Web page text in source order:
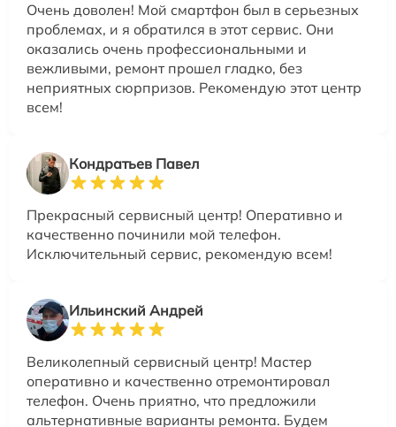
Очень доволен! Мой смартфон был в серьезных
проблемах, и я обратился в этот сервис. Они
оказались очень профессиональными и
вежливыми, ремонт прошел гладко, без
неприятных сюрпризов. Рекомендую этот центр
всем!
Кондратьев Павел
Прекрасный сервисный центр! Оперативно и
качественно починили мой телефон.
Исключительный сервис, рекомендую всем!
Ильинский Андрей
Великолепный сервисный центр! Мастер
оперативно и качественно отремонтировал
телефон. Очень приятно, что предложили
альтернативные варианты ремонта. Будем